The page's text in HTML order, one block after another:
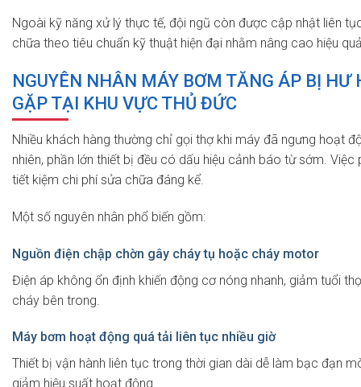
Ngoài kỹ năng xử lý thực tế, đội ngũ còn được cập nhật liên
chữa theo tiêu chuẩn kỹ thuật hiện đại nhằm nâng cao hiệu
NGUYÊN NHÂN MÁY BƠM TĂNG ÁP BỊ HƯ
GẶP TẠI KHU VỰC THỦ ĐỨC
Nhiều khách hàng thường chỉ gọi thợ khi máy đã ngưng hoạt
nhiên, phần lớn thiết bị đều có dấu hiệu cảnh báo từ sớm. Việc
tiết kiệm chi phí sửa chữa đáng kể.
Một số nguyên nhân phổ biến gồm:
Nguồn điện chập chờn gây cháy tụ hoặc cháy motor
Điện áp không ổn định khiến động cơ nóng nhanh, giảm tuổi
cháy bên trong.
Máy bơm hoạt động quá tải liên tục nhiều giờ
Thiết bị vận hành liên tục trong thời gian dài dễ làm bạc đạn
giảm hiệu suất hoạt động.